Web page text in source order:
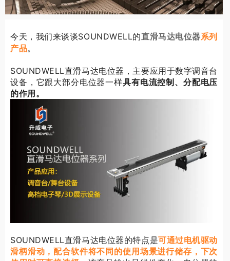
今天，我们来谈谈SOUNDWELL的直滑马达电位器系列
产品。
SOUNDWELL直滑马达电位器，主要应用于数字调音台
设备，它跟大部分电位器一样具有电流控制、分配电压
的作用。
SOUNDWELL直滑马达电位器的特点是可通过电机驱动
滑柄滑动，配合软件将不同的使用场景进行储存，下次